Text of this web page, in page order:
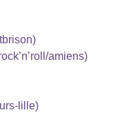
amiens)
lille)